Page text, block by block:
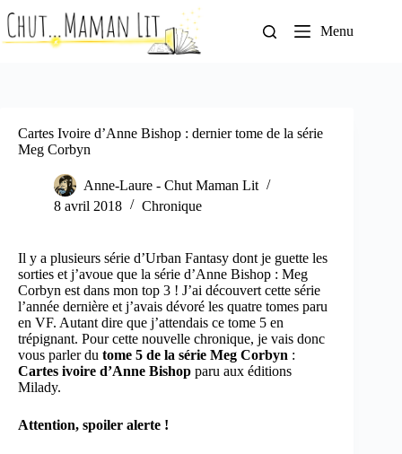
au
contenu
Menu
Cartes Ivoire d’Anne Bishop : dernier tome de la série
Meg Corbyn
Anne-Laure - Chut Maman Lit
8 avril 2018
Chronique
Il y a plusieurs série d’Urban Fantasy dont je guette les
sorties et j’avoue que la série d’Anne Bishop : Meg
Corbyn est dans mon top 3 ! J’ai découvert cette série
l’année dernière et j’avais dévoré les quatre tomes paru
en VF. Autant dire que j’attendais ce tome 5 en
trépignant. Pour cette nouvelle chronique, je vais donc
vous parler du tome 5 de la série Meg Corbyn :
Cartes ivoire d’Anne Bishop paru aux éditions
Milady.
Attention, spoiler alerte !